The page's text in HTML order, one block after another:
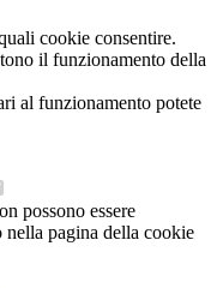
cookie consentire.
il funzionamento della
al funzionamento potete
possono essere
pagina della cookie